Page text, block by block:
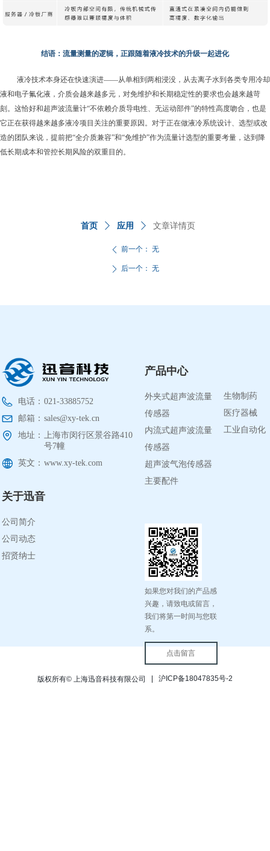
结语：流量测量的逻辑，正跟随着液冷技术的升级一起进化
液冷技术本身还在快速演进——从单相到两相浸没，从去离子水到各类专用冷却
液和电子氟化液，介质会越来越多元，对免维护和长期稳定性的要求也会越来越苛
刻。这恰好和超声波流量计“不依赖介质导电性、无运动部件”的特性高度吻合，也是
它正在获得越来越多液冷项目关注的重要原因。对于正在做液冷系统设计、选型或改
造的团队来说，提前把“全介质兼容”和“免维护”作为流量计选型的重要考量，达到降
低长期成本和管控长期风险的双重目的。
ꄴ 前一个： 无
ꄲ 后一个： 无
首页 ꄲ 应用 ꄲ 文章详情页
电话： 021-33885752
邮箱： sales@xy-tek.cn
地址： 上海市闵行区景谷路410
号7幢
英文： www.xy-tek.com
如果您对我们的产品感
兴趣，请致电或留言，
我们将第一时间与您联
系。
点击留言
生物制药
医疗器械
工业自动化
外夹式超声波流量
传感器
内流式超声波流量
传感器
超声波气泡传感器
主要配件
产品中心
公司简介
公司动态
招贤纳士
关于迅音
版权所有© 上海迅音科技有限公司 沪ICP备18047835号-2